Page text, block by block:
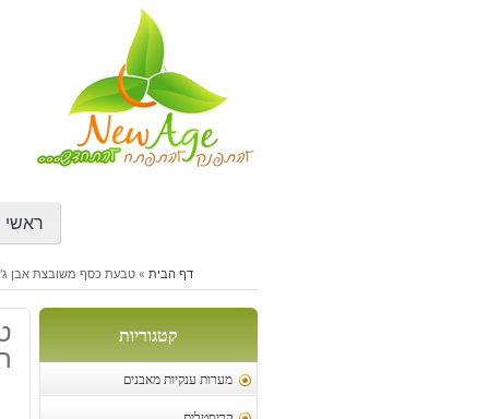
ראשי
דף הבית »טבעת כסף משובצת אבן
קטגוריות
מערות ענקיות מאבנים